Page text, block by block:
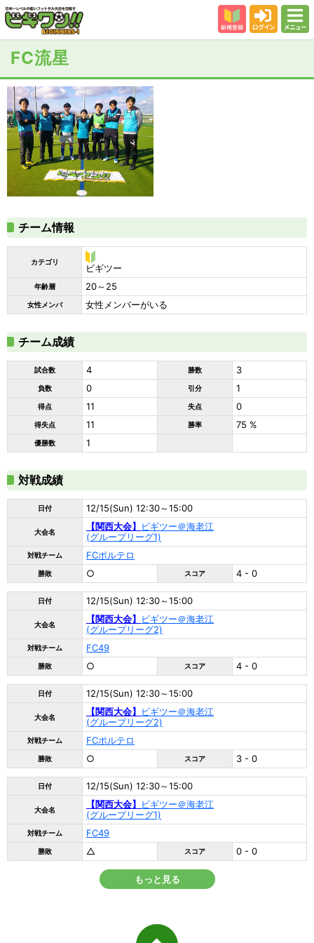
カテゴリー
会場
大会結果
スタッフ紹介
よくある質問
参加者の声
FC流星
チーム情報
カテゴリ
ビ
ギ
ツ
ー
ビギツー
年齢層 20～25
女性メンバ 女性メンバーがいる
チーム成績
試合数 4 勝数 3
負数 0 引分 1
得点 11 失点 0
得失点 11 勝率 75 %
優勝数 1
対戦成績
日付 12/15(Sun) 12:30～15:00
大会名 【関西大会】
ビギツー＠海老江
(グループリーグ1)
対戦チーム FCポルテロ
勝敗 ○ スコア 4 - 0
日付 12/15(Sun) 12:30～15:00
大会名 【関西大会】
ビギツー＠海老江
(グループリーグ2)
対戦チーム FC49
勝敗 ○ スコア 4 - 0
日付 12/15(Sun) 12:30～15:00
大会名 【関西大会】
ビギツー＠海老江
(グループリーグ2)
対戦チーム FCポルテロ
勝敗 ○ スコア 3 - 0
日付 12/15(Sun) 12:30～15:00
大会名 【関西大会】
ビギツー＠海老江
(グループリーグ1)
対戦チーム FC49
勝敗 △ スコア 0 - 0
もっと見る